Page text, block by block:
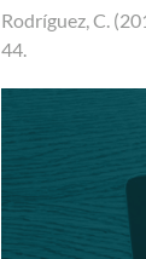
Rodríguez, C.
44.